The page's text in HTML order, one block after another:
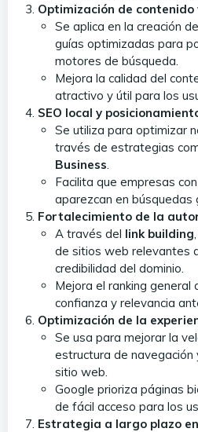
Optimización de contenido
Se aplica en la creación
guías optimizadas para
motores de búsqueda.
Mejora la calidad del
atractivo y útil para los
SEO local y
Se utiliza para optimizar
través de estrategias
Business
Facilita que empresas
aparezcan en búsquedas
Fortalecimiento de la
A través del link building
de sitios web relevantes
credibilidad del dominio.
Mejora el ranking
confianza y relevancia
Optimización de la
Se usa para mejorar la
estructura de
sitio web.
Google prioriza páginas
de fácil acceso para los
Estrategia a largo plazo